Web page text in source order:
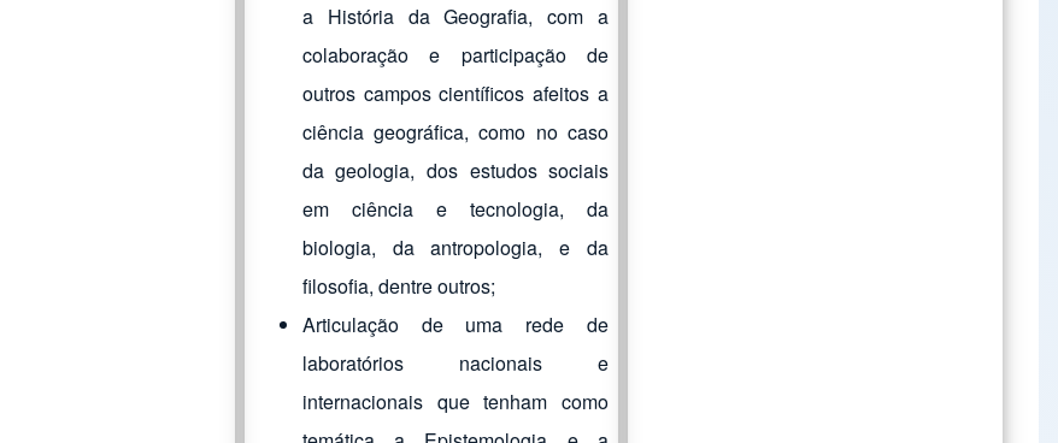
a História da Geografia, com a
colaboração e participação de
outros campos científicos afeitos a
ciência geográfica, como no caso
da geologia, dos estudos sociais
em ciência e tecnologia, da
biologia, da antropologia, e da
filosofia, dentre outros;
Articulação de uma rede de
laboratórios nacionais e
internacionais que tenham como